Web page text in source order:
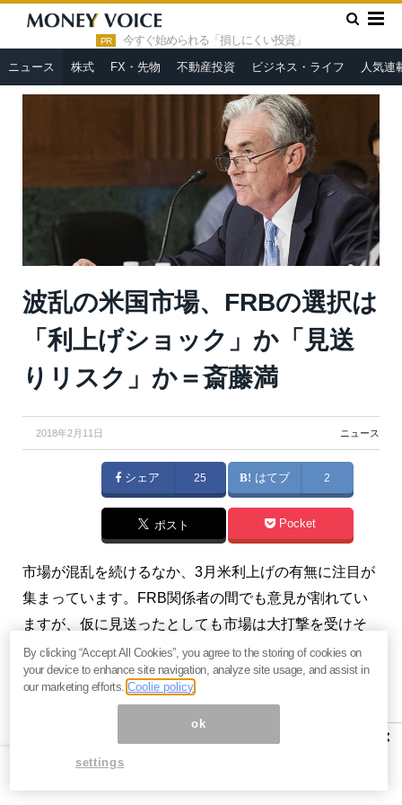
PR 今すぐ始められる「損しにくい投資」
ニュース 株式 FX・先物 不動産投資 ビジネス・ライフ 人気連
HOME » ニュース »
波乱の米国市場、FRBの選択は「利上げシ
ョック」か「見送りリスク」か＝斎藤満
波乱の米国市場、FRBの選択は
「利上げショック」か「見送
りリスク」か＝斎藤満
2018年2月11日 ニュース
シェア 25 はてブ 2
ポスト Pocket
市場が混乱を続けるなか、3月米利上げの有無に注目が
集まっています。FRB関係者の間でも意見が割れてい
ますが、仮に見送ったとしても市場は大打撃を受けそ
うです。（『マンさんの経済あらかると』斎藤満）
※本記事は、『マンさんの経済あらかると
9日号の一部抜粋です。ご興味を持たれた方はぜひこの
機会にバックナンバー含め今月すべて無料のお試し購
をどうぞ。
×
By clicking “Accept All Cookies”, you agree to the storing of cookies on
your device to enhance site navigation, analyze site usage, and assist in
our marketing efforts.Coolie policy
ok
settings